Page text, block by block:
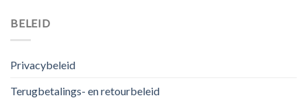
BELEID
Privacybeleid
Terugbetalings- en retourbeleid